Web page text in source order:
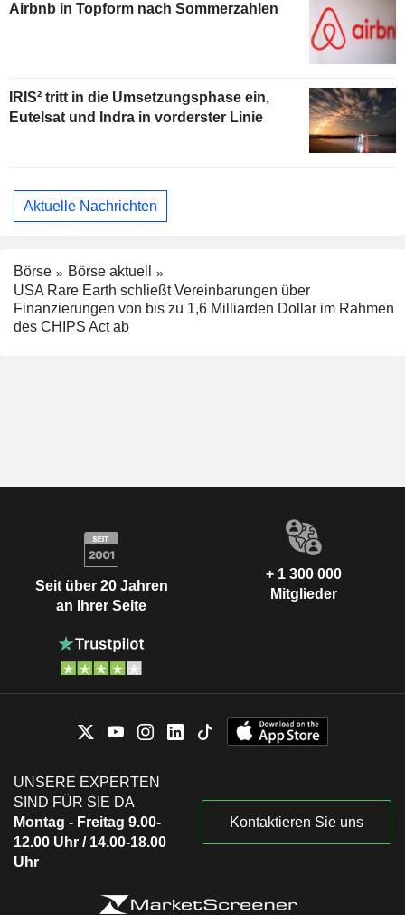
Airbnb in Topform nach Sommerzahlen
IRIS² tritt in die Umsetzungsphase ein,
Eutelsat und Indra in vorderster Linie
Aktuelle Nachrichten
Börse
Börse aktuell
USA Rare Earth schließt Vereinbarungen über
Finanzierungen von bis zu 1,6 Milliarden Dollar im Rahmen
des CHIPS Act ab
Seit über 20 Jahren
an Ihrer Seite
+ 1 300 000
Mitglieder
UNSERE EXPERTEN
SIND FÜR SIE DA
Montag - Freitag 9.00-
12.00 Uhr / 14.00-18.00
Uhr
Kontaktieren Sie uns